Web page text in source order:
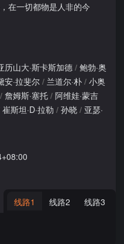
在一切都物是人非的今
历山大·斯卡斯加德 / 鲍勃·奥
安·拉斐尔 / 兰道尔·朴 / 小奥
/ 詹姆斯·塞托 / 阿维娃·蒙吉
崔斯坦·D·拉勒 / 孙晓 / 亚瑟·
线路1 线路2 线路3